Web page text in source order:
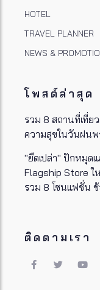
HOTEL
TRAVEL PLANNER
NEWS &
โพสต์ล่าสุด
รวม 8 สถานที่เที่ย
ความสุขในวันฝนพ
"ยืดเปล่า" ปักหมุดแ
Flagship Store
รวม 8 โซนแฟชั่น
ติดตามเรา